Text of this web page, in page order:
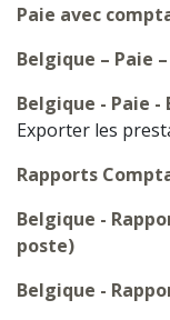
Paie avec
Belgique – Paie
Belgique - Paie -
Exporter les
Rapports
Belgique -
poste)
Belgique -